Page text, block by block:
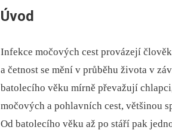
Úvod
Infekce močových cest provázejí
a četnost se mění v průběhu života v
batolecího věku mírně převažují
močových a pohlavních cest, většinou
Od batolecího věku až po stáří pak